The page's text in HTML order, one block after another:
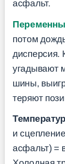
асфальт.
потом
дисперсия.
угадывают
шины,
теряют
и
асфальт) =